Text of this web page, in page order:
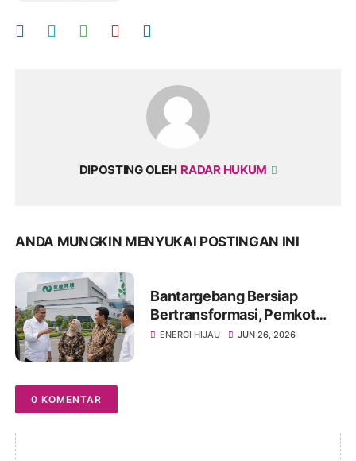
DIPOSTING OLEH RADAR HUKUM
ANDA MUNGKIN MENYUKAI POSTINGAN INI
Bantargebang Bersiap
Bertransformasi, Pemkot
Bekasi Pelajari Teknologi
ENERGI HIJAU JUN 26, 2026
0 KOMENTAR